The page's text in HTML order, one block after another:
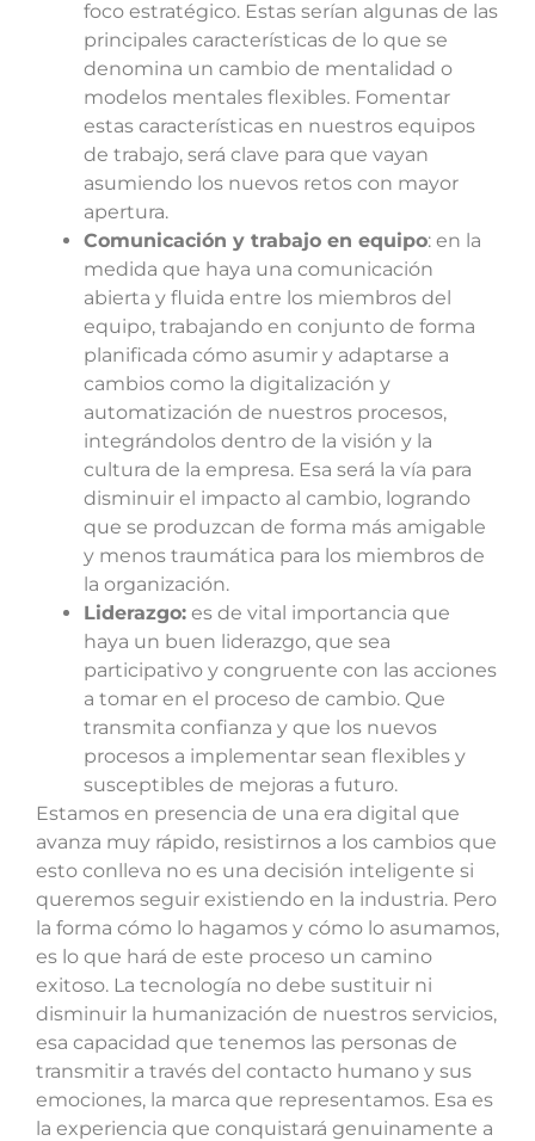
foco estratégico. Estas serían algunas de las
principales características de lo que se
denomina un cambio de mentalidad o
modelos mentales flexibles. Fomentar
estas características en nuestros equipos
de trabajo, será clave para que vayan
asumiendo los nuevos retos con mayor
apertura.
Comunicación y trabajo en equipo: en la
medida que haya una comunicación
abierta y fluida entre los miembros del
equipo, trabajando en conjunto de forma
planificada cómo asumir y adaptarse a
cambios como la digitalización y
automatización de nuestros procesos,
integrándolos dentro de la visión y la
cultura de la empresa. Esa será la vía para
disminuir el impacto al cambio, logrando
que se produzcan de forma más amigable
y menos traumática para los miembros de
la organización.
Liderazgo: es de vital importancia que
haya un buen liderazgo, que sea
participativo y congruente con las acciones
a tomar en el proceso de cambio. Que
transmita confianza y que los nuevos
procesos a implementar sean flexibles y
susceptibles de mejoras a futuro.
Estamos en presencia de una era digital que
avanza muy rápido, resistirnos a los cambios que
esto conlleva no es una decisión inteligente si
queremos seguir existiendo en la industria. Pero
la forma cómo lo hagamos y cómo lo asumamos,
es lo que hará de este proceso un camino
exitoso. La tecnología no debe sustituir ni
disminuir la humanización de nuestros servicios,
esa capacidad que tenemos las personas de
transmitir a través del contacto humano y sus
emociones, la marca que representamos. Esa es
la experiencia que conquistará genuinamente a